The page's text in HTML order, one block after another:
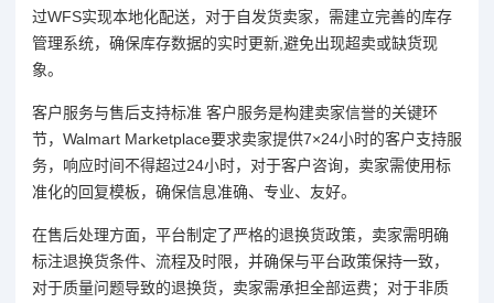
过WFS实现本地化配送，对于自发货卖家，需建立完善的库存
管理系统，确保库存数据的实时更新,避免出现超卖或缺货现
象。
客户服务与售后支持标准 客户服务是构建卖家信誉的关键环
节，Walmart Marketplace要求卖家提供7×24小时的客户支持服
务，响应时间不得超过24小时，对于客户咨询，卖家需使用标
准化的回复模板，确保信息准确、专业、友好。
在售后处理方面，平台制定了严格的退换货政策，卖家需明确
标注退换货条件、流程及时限，并确保与平台政策保持一致，
对于质量问题导致的退换货，卖家需承担全部运费；对于非质